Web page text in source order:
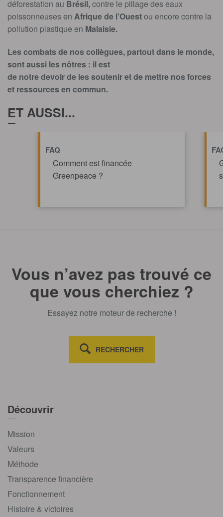
déforestation au Brésil,contre le pillage des eaux
poissonneuses en Afrique de l’Ouestou encore contre la
pollution plastique en Malaisie.
Les combats de nos collègues, partout dans le monde,
sont aussi les nôtres : il est
de notre devoir de les soutenir et de mettre nos forces
et ressources en commun.
ET AUSSI...
FAQ
Comment est financée
Greenpeace ?
Vous n’avez pas trouvé ce
que vous cherchiez ?
Essayez notre moteur de recherche !
RECHERCHER
Découvrir
Mission
Valeurs
Méthode
Transparence financière
Fonctionnement
Histoire & victoires